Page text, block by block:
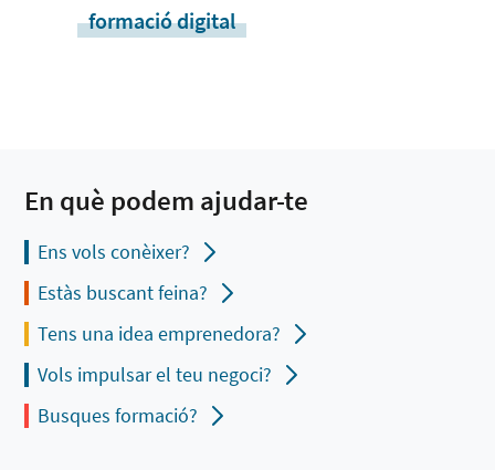
formació digital
En què podem ajudar-te
Ens vols conèixer?
Estàs buscant feina?
Tens una idea emprenedora?
Vols impulsar el teu negoci?
Busques formació?